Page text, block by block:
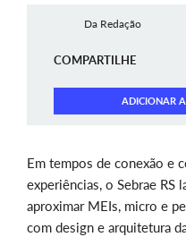
Da Redação
COMPARTILHE
ADICIONAR
Em tempos de conexão e
experiências, o Sebrae RS
aproximar MEIs, micro e
com design e arquitetura